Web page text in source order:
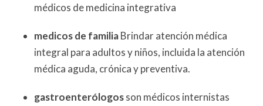
médicos de medicina integrativa
medicos de familiaBrindar atención médica
integral para adultos y niños, incluida la atención
médica aguda, crónica y preventiva.
gastroenterólogosson médicos internistas